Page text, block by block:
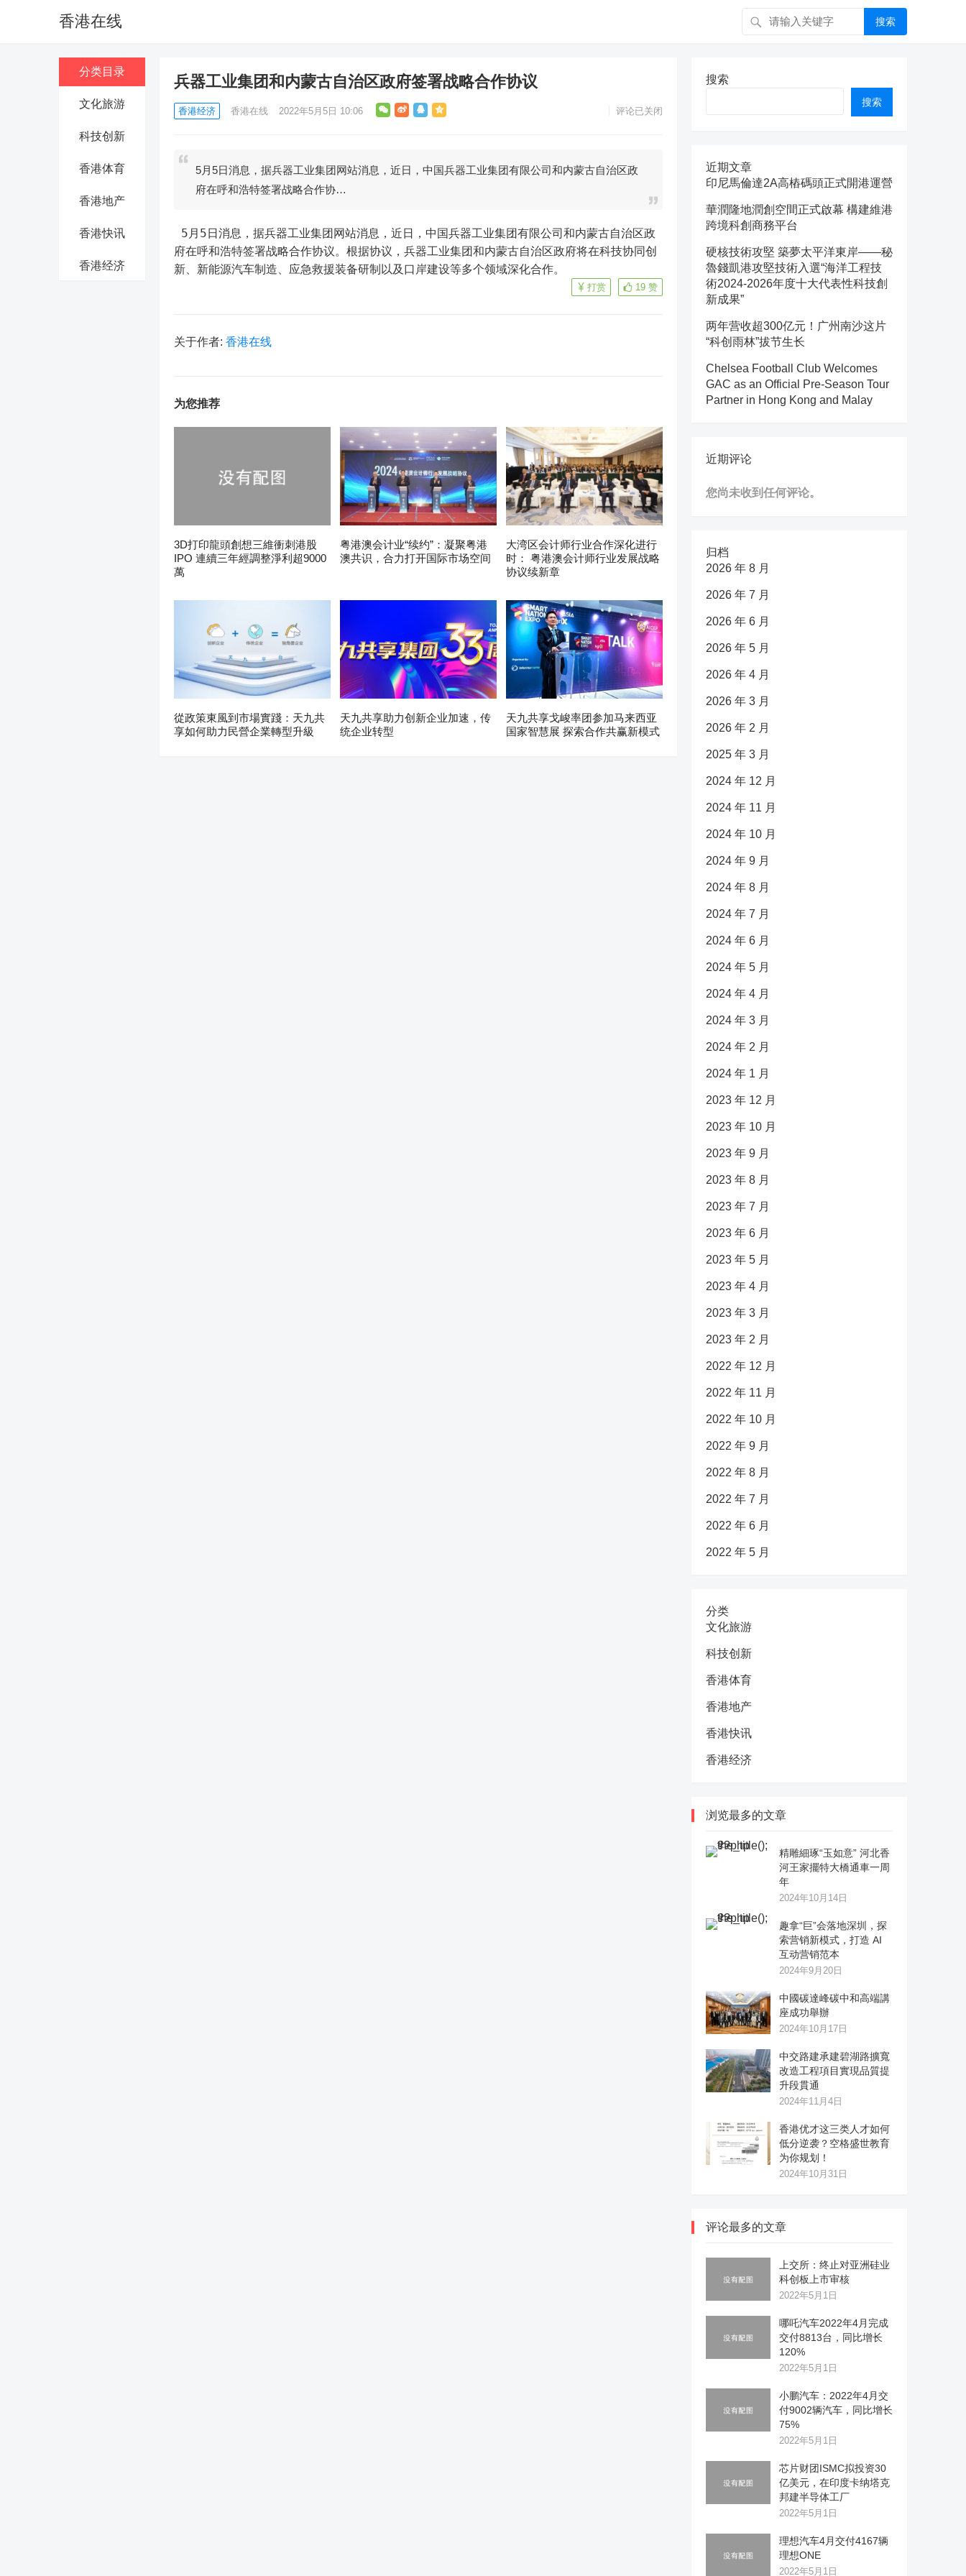
香港在线 搜索
分类目录
文化旅游
科技创新
香港体育
香港地产
香港快讯
香港经济
兵器工业集团和内蒙古自治区政府签署战略合作协议
香港经济 香港在线 2022年5月5日 10:06 评论已关闭
5月5日消息，据兵器工业集团网站消息，近日，中国兵器工业集团有限公司和内蒙古自治区政
府在呼和浩特签署战略合作协…
府在呼和浩特签署战略合作协议。根据协议，兵器工业集团和内蒙古自治区政府将在科技协同创
新、新能源汽车制造、应急救援装备研制以及口岸建设等多个领域深化合作。
19 赞
打赏
关于作者: 香港在线
为您推荐
3D打印龍頭創想三維衝刺港股
IPO 連續三年經調整淨利超9000
萬
粤港澳会计业“续约”：凝聚粤港
澳共识，合力打开国际市场空间
大湾区会计师行业合作深化进行
时： 粤港澳会计师行业发展战略
协议续新章
從政策東風到市場實踐：天九共
享如何助力民營企業轉型升級
天九共享助力创新企业加速，传
统企业转型
天九共享戈峻率团参加马来西亚
国家智慧展 探索合作共赢新模式
搜索
搜索
近期文章
印尼馬倫達2A高樁碼頭正式開港運營
華潤隆地潤創空間正式啟幕 構建維港
跨境科創商務平台
硬核技術攻堅 築夢太平洋東岸——秘
魯錢凱港攻堅技術入選“海洋工程技
術2024-2026年度十大代表性科技創
新成果”
两年营收超300亿元！广州南沙这片
“科创雨林”拔节生长
Chelsea Football Club Welcomes
GAC as an Official Pre-Season Tour
Partner in Hong Kong and Malay
近期评论
您尚未收到任何评论。
归档
2026 年 8 月
2026 年 7 月
2026 年 6 月
2026 年 5 月
2026 年 4 月
2026 年 3 月
2026 年 2 月
2025 年 3 月
2024 年 12 月
2024 年 11 月
2024 年 10 月
2024 年 9 月
2024 年 8 月
2024 年 7 月
2024 年 6 月
2024 年 5 月
2024 年 4 月
2024 年 3 月
2024 年 2 月
2024 年 1 月
2023 年 12 月
2023 年 10 月
2023 年 9 月
2023 年 8 月
2023 年 7 月
2023 年 6 月
2023 年 5 月
2023 年 4 月
2023 年 3 月
2023 年 2 月
2022 年 12 月
2022 年 11 月
2022 年 10 月
2022 年 9 月
2022 年 8 月
2022 年 7 月
2022 年 6 月
2022 年 5 月
分类
文化旅游
科技创新
香港体育
香港地产
香港快讯
香港经济
浏览最多的文章
精雕細琢“玉如意” 河北香
河王家擺特大橋通車一周
年
2024年10月14日
趣拿“巨”会落地深圳，探
索营销新模式，打造 AI
互动营销范本
2024年9月20日
中國碳達峰碳中和高端講
座成功舉辦
2024年10月17日
中交路建承建碧湖路擴寬
改造工程項目實現品質提
升段貫通
2024年11月4日
香港优才这三类人才如何
低分逆袭？空格盛世教育
为你规划！
2024年10月31日
评论最多的文章
上交所：终止对亚洲硅业
科创板上市审核
2022年5月1日
哪吒汽车2022年4月完成
交付8813台，同比增长
120%
2022年5月1日
小鹏汽车：2022年4月交
付9002辆汽车，同比增长
75%
2022年5月1日
芯片财团ISMC拟投资30
亿美元，在印度卡纳塔克
邦建半导体工厂
2022年5月1日
理想汽车4月交付4167辆
理想ONE
2022年5月1日